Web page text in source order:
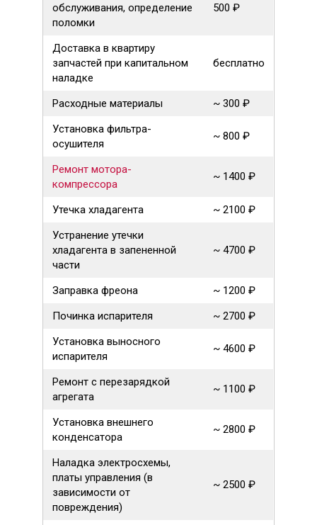
обслуживания, определение
поломки
500 ₽
Доставка в квартиру
запчастей при капитальном
наладке
бесплатно
Расходные материалы
~ 300 ₽
Установка фильтра-
осушителя
~ 800 ₽
Ремонт мотора-
компрессора
~ 1400 ₽
Утечка хладагента
~ 2100 ₽
Устранение утечки
хладагента в запененной
части
~ 4700 ₽
Заправка фреона
~ 1200 ₽
Починка испарителя
~ 2700 ₽
Установка выносного
испарителя
~ 4600 ₽
Ремонт с перезарядкой
агрегата
~ 1100 ₽
Установка внешнего
конденсатора
~ 2800 ₽
Наладка электросхемы,
платы управления (в
зависимости от
повреждения)
~ 2500 ₽